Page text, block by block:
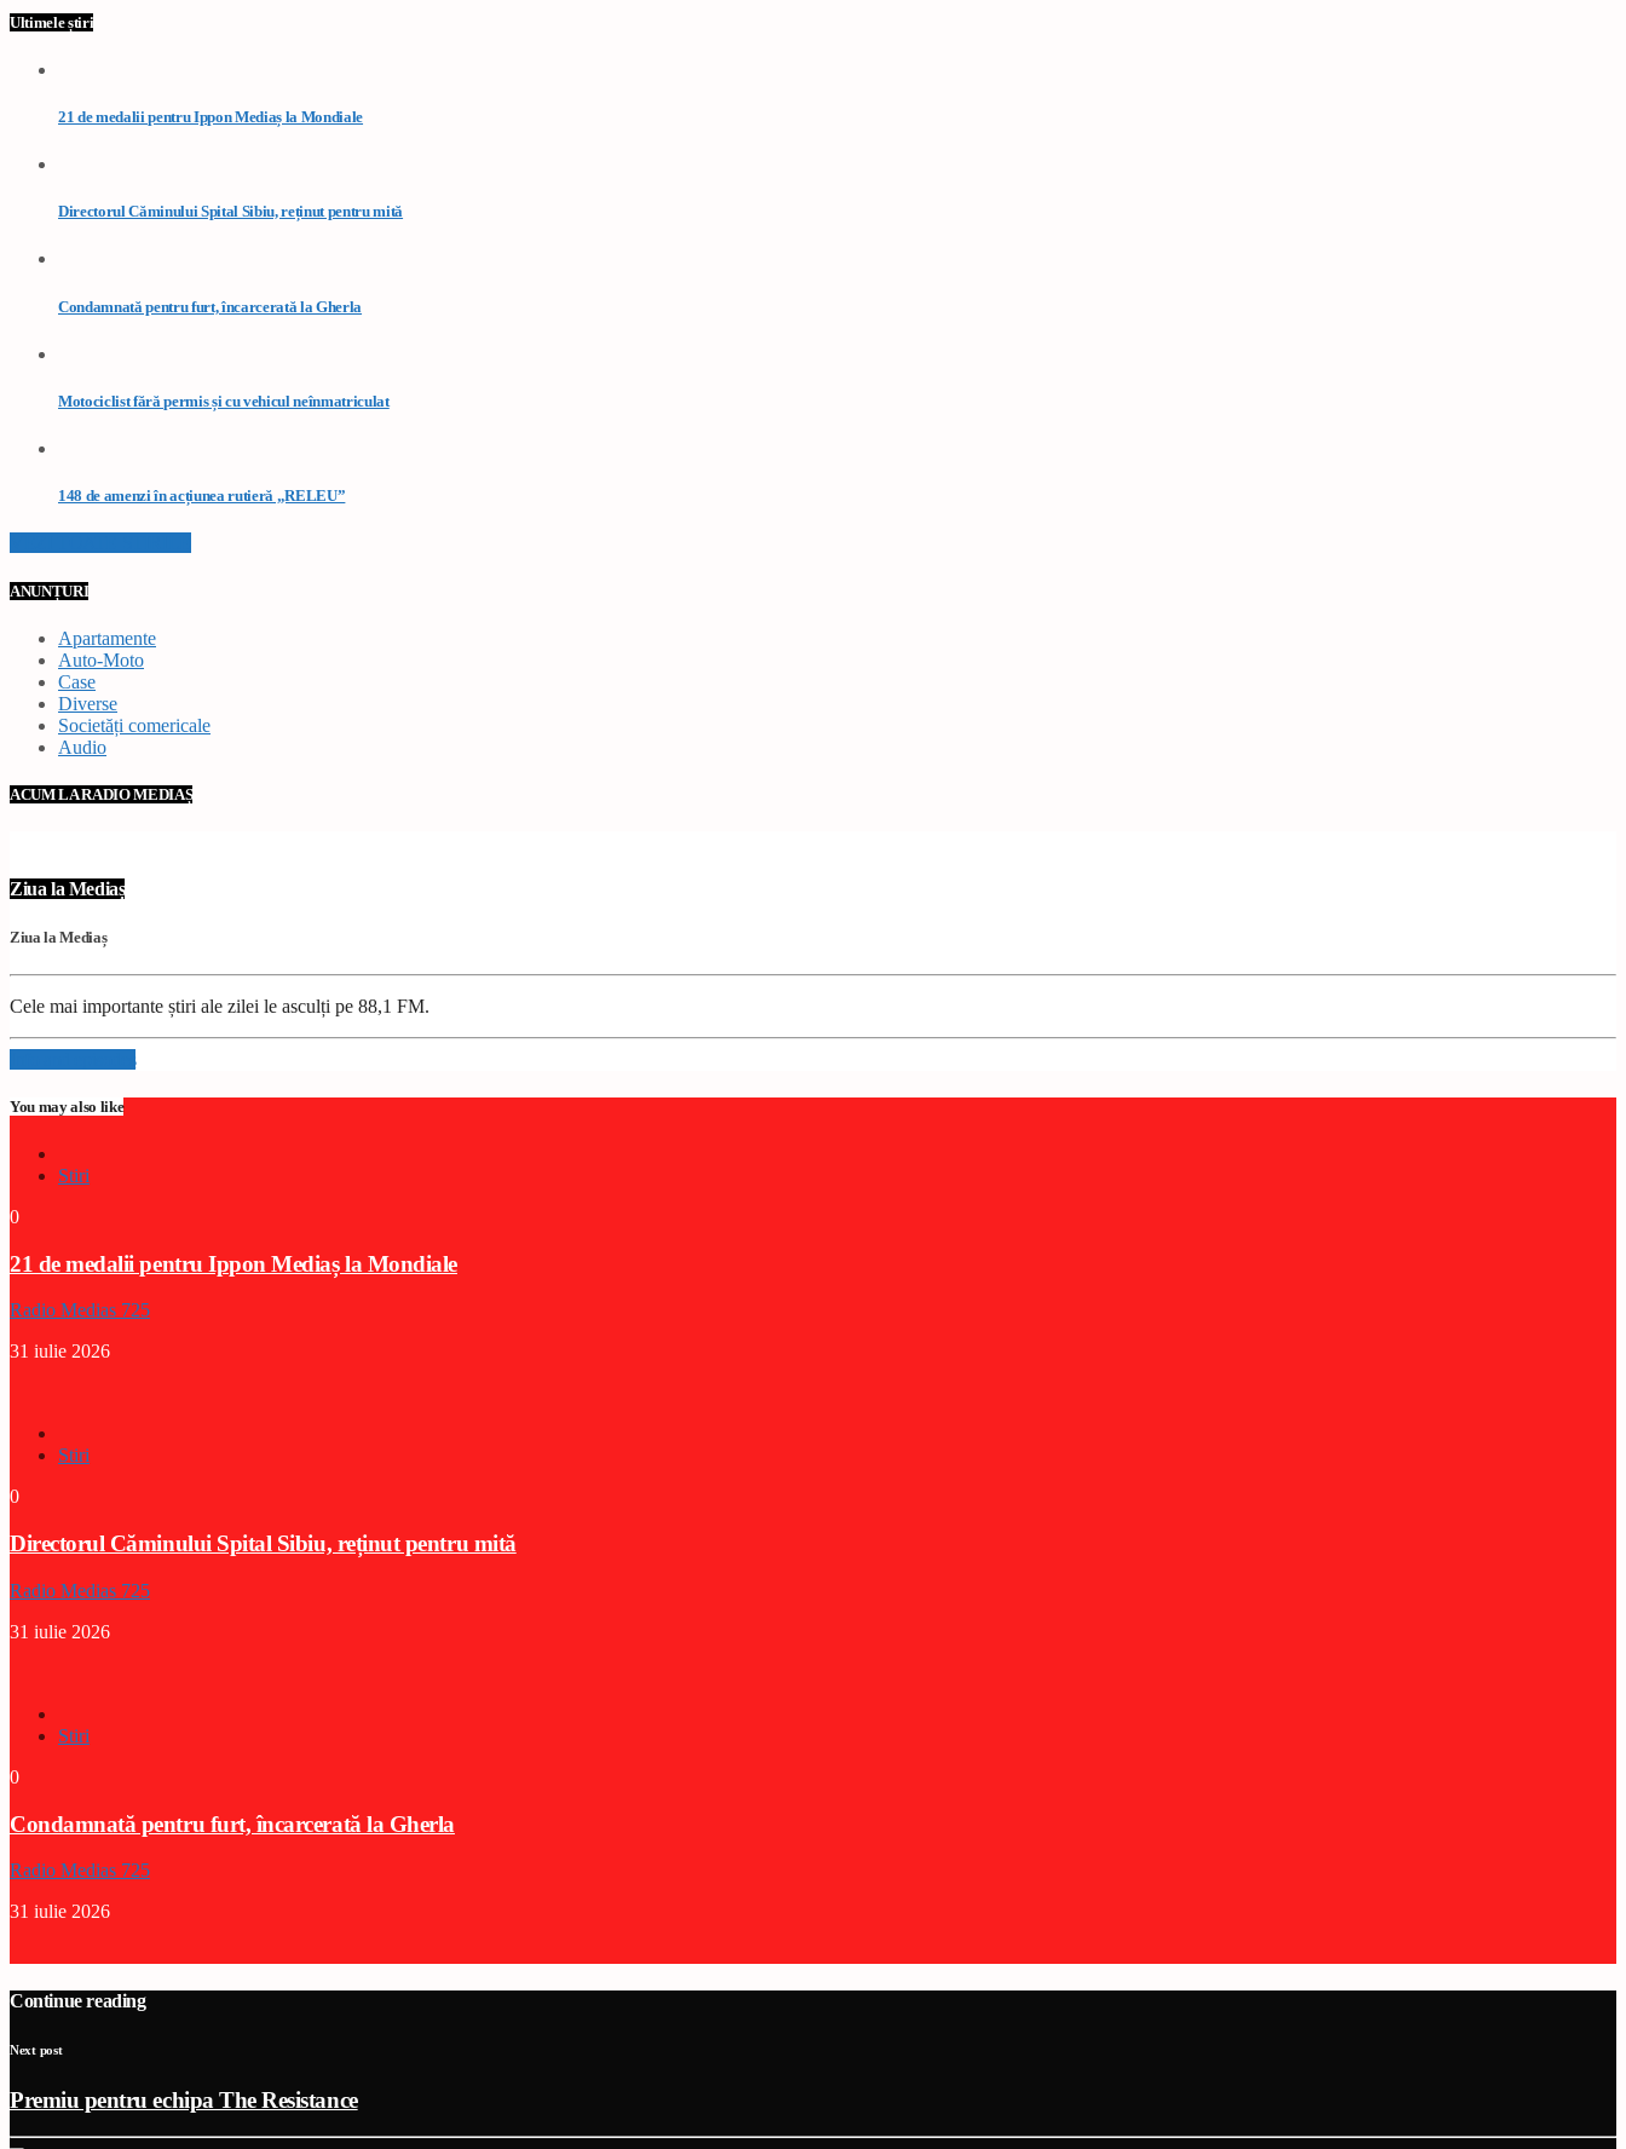
Ultimele știri
21 de medalii pentru Ippon Mediaș la Mondiale
Directorul Căminului Spital Sibiu, reținut pentru mită
Condamnată pentru furt, încarcerată la Gherla
Motociclist fără permis și cu vehicul neînmatriculat
148 de amenzi în acțiunea rutieră „RELEU”
ANUNȚURI
Apartamente
Auto-Moto
Case
Diverse
Societăți comericale
Audio
ACUM LA RADIO MEDIAȘ
Ziua la Mediaș
Ziua la Mediaș
Cele mai importante știri ale zilei le asculți pe 88,1 FM.
Info and episodes
You may also like
Stiri
0
21 de medalii pentru Ippon Mediaș la Mondiale
Radio Medias 725
31 iulie 2026
Stiri
0
Directorul Căminului Spital Sibiu, reținut pentru mită
Radio Medias 725
31 iulie 2026
Stiri
0
Condamnată pentru furt, încarcerată la Gherla
Radio Medias 725
31 iulie 2026
Continue reading
Next post
Premiu pentru echipa The Resistance